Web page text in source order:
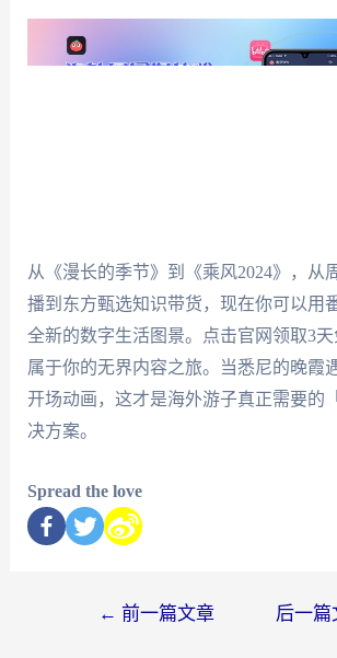
从《漫长的季节》到《乘风2024》，从
播到东方甄选知识带货，现在你可以用
全新的数字生活图景。点击官网领取3
属于你的无界内容之旅。当悉尼的晚霞
开场动画，这才是海外游子真正需要的
决方案。
Spread the love
← 前一篇文章 后一篇